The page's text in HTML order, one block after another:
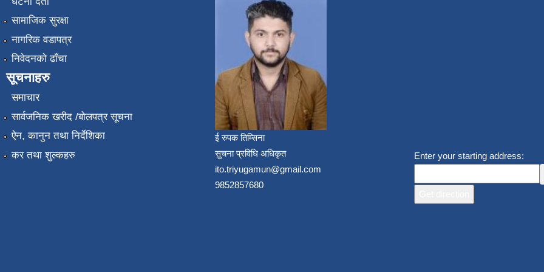
सामाजिक सुरक्षा
नागरिक वडापत्र
निवेदनको ढाँचा
सूचनाहरु
समाचार
सार्वजनिक खरीद /बोलपत्र सूचना
ऐन, कानुन तथा निर्देशिका
कर तथा शुल्कहरु
ई रुपक तिम्सिना
सुचना प्रविधि अधिकृत
ito.triyugamun@gmail.com
9852857680
Enter your starting address: